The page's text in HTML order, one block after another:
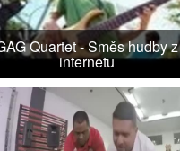
Quartet - Směs hudby z
internetu